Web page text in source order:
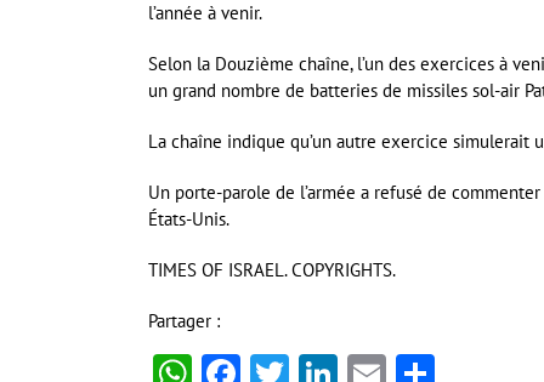
l’année à venir.
Selon la Douzième chaîne, l’un des exercices à
un grand nombre de batteries de missiles sol-air
La chaîne indique qu’un autre exercice
Un porte-parole de l’armée a refusé de
États-Unis.
TIMES OF ISRAEL. COPYRIGHTS.
Partager :